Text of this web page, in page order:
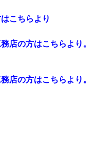
こちらより
店の方はこちらより。
店の方はこちらより。